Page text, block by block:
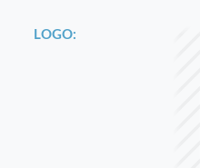
LOGO: